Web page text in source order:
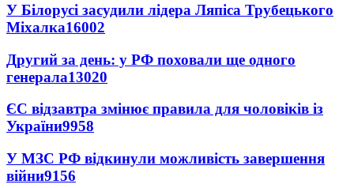
У Білорусі засудили лідера Ляпіса Трубецького
Міхалка16002
Другий за день: у РФ поховали ще одного
генерала13020
ЄС відзавтра змінює правила для чоловіків із
України9958
У МЗС РФ відкинули можливість завершення
війни9156